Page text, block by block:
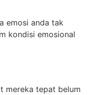
emosi anda tak
kondisi emosional
mereka tepat belum